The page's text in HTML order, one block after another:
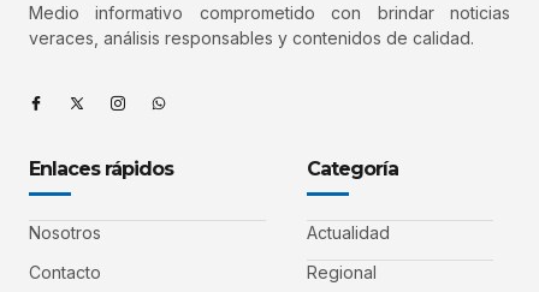
Medio informativo comprometido con brindar noticias
veraces, análisis responsables y contenidos de calidad.
Enlaces rápidos
Nosotros
Contacto
Categoría
Actualidad
Regional